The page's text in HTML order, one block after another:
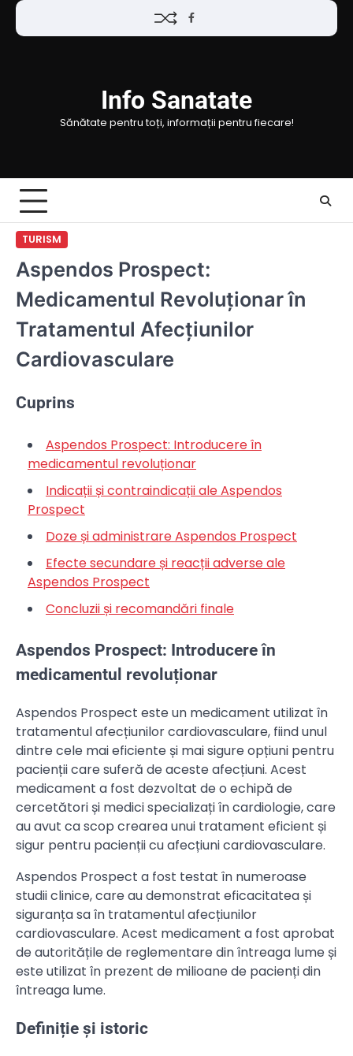
Skip
Facebook
Info Sanatate
Sănătate pentru toți, informații pentru fiecare!
TURISM
Aspendos Prospect:
Medicamentul Revoluționar în
Tratamentul Afecțiunilor
Cardiovasculare
Cuprins
Aspendos Prospect: Introducere în
medicamentul revoluționar
Indicații și contraindicații ale Aspendos
Prospect
Doze și administrare Aspendos Prospect
Efecte secundare și reacții adverse ale
Aspendos Prospect
Concluzii și recomandări finale
Aspendos Prospect: Introducere în
medicamentul revoluționar
Aspendos Prospect este un medicament utilizat în
tratamentul afecțiunilor cardiovasculare, fiind unul
dintre cele mai eficiente și mai sigure opțiuni pentru
pacienții care suferă de aceste afecțiuni. Acest
medicament a fost dezvoltat de o echipă de
cercetători și medici specializați în cardiologie, care
au avut ca scop crearea unui tratament eficient și
sigur pentru pacienții cu afecțiuni cardiovasculare.
Aspendos Prospect a fost testat în numeroase
studii clinice, care au demonstrat eficacitatea și
siguranța sa în tratamentul afecțiunilor
cardiovasculare. Acest medicament a fost aprobat
de autoritățile de reglementare din întreaga lume și
este utilizat în prezent de milioane de pacienți din
întreaga lume.
Definiție și istoric